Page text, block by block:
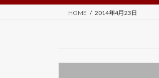
HOME 2014年4月23日